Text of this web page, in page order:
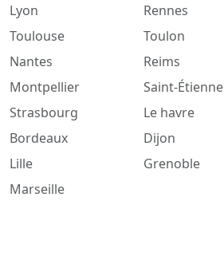
Lyon
Toulouse
Nantes
Montpellier
Strasbourg
Bordeaux
Lille
Marseille
Rennes
Toulon
Reims
Saint-Étienne
Le havre
Dijon
Grenoble